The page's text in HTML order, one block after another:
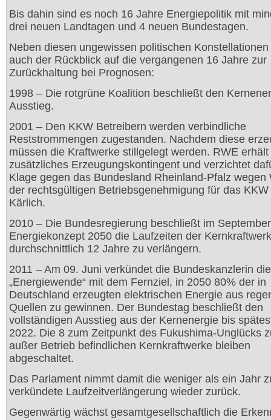
Bis dahin sind es noch 16 Jahre Energiepolitik mit
drei neuen Landtagen und 4 neuen Bundestagen.
Neben diesen ungewissen politischen
auch der Rückblick auf die vergangenen 16 Jahre zur
Zurückhaltung bei Prognosen:
1998 – Die rotgrüne Koalition beschließt den
Ausstieg.
2001 – Den KKW Betreibern werden verbindliche
Reststrommengen zugestanden. Nachdem diese
müssen die Kraftwerke stillgelegt werden. RWE erhält
zusätzliches Erzeugungskontingent und verzichtet
Klage gegen das Bundesland Rheinland-Pfalz wegen
der rechtsgültigen Betriebsgenehmigung für das
Kärlich.
2010 – Die Bundesregierung beschließt im
Energiekonzept 2050 die Laufzeiten der
durchschnittlich 12 Jahre zu verlängern.
2011 – Am 09. Juni verkündet die Bundeskanzlerin
„Energiewende“ mit dem Fernziel, in 2050 80% der in
Deutschland erzeugten elektrischen Energie aus
Quellen zu gewinnen. Der Bundestag beschließt den
vollständigen Ausstieg aus der Kernenergie bis
2022. Die 8 zum Zeitpunkt des Fukushima-Unglücks
außer Betrieb befindlichen Kernkraftwerke bleiben
abgeschaltet.
Das Parlament nimmt damit die weniger als ein Jahr
verkündete Laufzeitverlängerung wieder zurück.
Gegenwärtig wächst gesamtgesellschaftlich die